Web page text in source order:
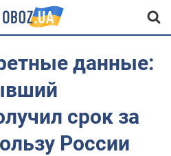
данные:
срок за
России